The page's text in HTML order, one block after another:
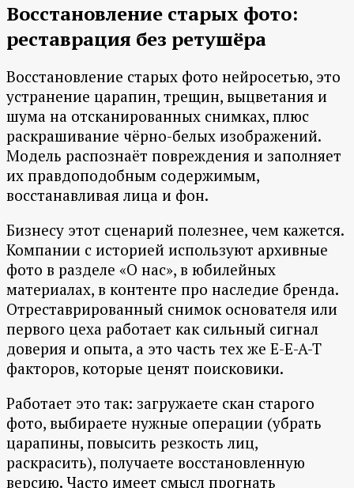
Восстановление старых фото:
реставрация без ретушёра
Восстановление старых фото нейросетью, это
устранение царапин, трещин, выцветания и
шума на отсканированных снимках, плюс
раскрашивание чёрно-белых изображений.
Модель распознаёт повреждения и заполняет
их правдоподобным содержимым,
восстанавливая лица и фон.
Бизнесу этот сценарий полезнее, чем кажется.
Компании с историей используют архивные
фото в разделе «О нас», в юбилейных
материалах, в контенте про наследие бренда.
Отреставрированный снимок основателя или
первого цеха работает как сильный сигнал
доверия и опыта, а это часть тех же E-E-A-T
факторов, которые ценят поисковики.
Работает это так: загружаете скан старого
фото, выбираете нужные операции (убрать
царапины, повысить резкость лиц,
раскрасить), получаете восстановленную
версию. Часто имеет смысл прогнать